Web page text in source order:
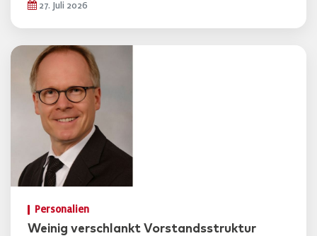
27. Juli 2026
Personalien
Weinig verschlankt Vorstandsstruktur